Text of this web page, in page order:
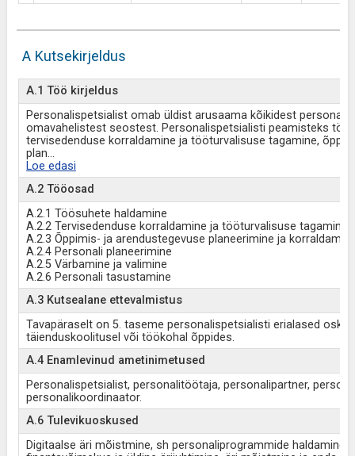
A Kutsekirjeldus
A.1 Töö kirjeldus
Personalispetsialist omab üldist arusaama kõikidest
omavahelistest seostest. Personalispetsialisti peamisteks
tervisedenduse korraldamine ja tööturvalisuse tagamine,
plan...
Loe edasi
A.2 Tööosad
A.2.1 Töösuhete haldamine
A.2.2 Tervisedenduse korraldamine ja tööturvalisuse tagamine
A.2.3 Õppimis- ja arendustegevuse planeerimine ja
A.2.4 Personali planeerimine
A.2.5 Värbamine ja valimine
A.2.6 Personali tasustamine
A.3 Kutsealane ettevalmistus
Tavapäraselt on 5. taseme personalispetsialisti erialased
täienduskoolitusel või töökohal õppides.
A.4 Enamlevinud ametinimetused
Personalispetsialist, personalitöötaja, personalipartner,
personalikoordinaator.
A.6 Tulevikuoskused
Digitaalse äri mõistmine, sh personaliprogrammide haldamine